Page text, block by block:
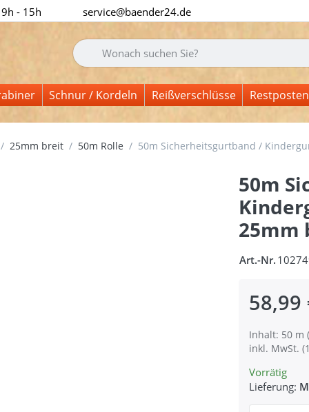
- 15h service@baender24.de
Geben Sie einen Suchbegriff ein. Während Sie
Schnur / Kordeln Reißverschlüsse Restposten
25mm breit 50m Rolle 50m Sicherheitsgurtband /
50m
25mm
Art.-Nr.
58,99
Inhalt: 50 m
inkl. MwSt.
Vorrätig
Lieferung: